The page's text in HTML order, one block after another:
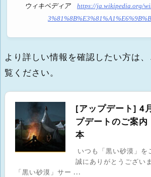
ウィキペディア https://ja.wikipedia.org/
より詳しい情報を確認したい方は
覧ください。
[アップデート] 4
プデートのご案
本
いつも「黒い砂漠」を
誠にありがとうござい
「黒い砂漠」サー ...